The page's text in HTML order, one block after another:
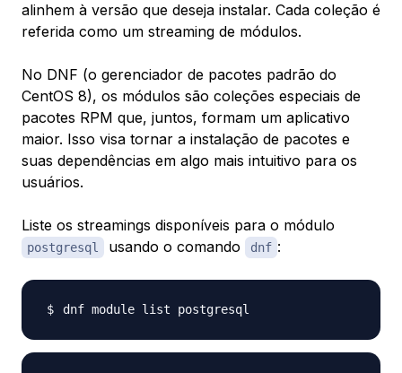
alinhem à versão que deseja instalar. Cada coleção é
referida como um streaming de módulos.
No DNF (o gerenciador de pacotes padrão do
CentOS 8), os módulos são coleções especiais de
pacotes RPM que, juntos, formam um aplicativo
maior. Isso visa tornar a instalação de pacotes e
suas dependências em algo mais intuitivo para os
usuários.
Liste os streamings disponíveis para o módulo
postgresql usando o comando dnf :